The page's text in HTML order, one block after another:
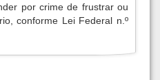
por crime de frustrar ou
conforme Lei Federal n.º